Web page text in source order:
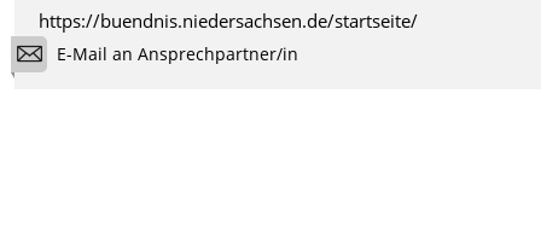
https://buendnis.niedersachsen.de/startseite/
E-Mail an Ansprechpartner/in